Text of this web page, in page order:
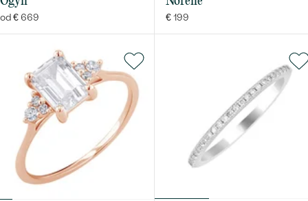
od € 669 € 199